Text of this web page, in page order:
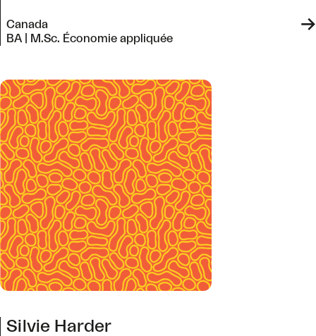
Canada
BA | M.Sc. Économie appliquée
->
Silvie Harder